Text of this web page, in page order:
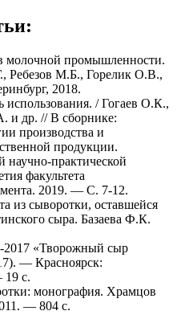
молочной промышленности.
Ребезов М.Б., Горелик О.В.,
2018.
использования. / Гогаев О.К.,
и др. // В сборнике:
производства и
продукции.
научно-практической
факультета
2019. — С. 7-12.
из сыворотки, оставшейся
сыра. Базаева Ф.К.
2017 «Творожный сыр
— Красноярск:
с.
монография. Храмцов
— 804 с.